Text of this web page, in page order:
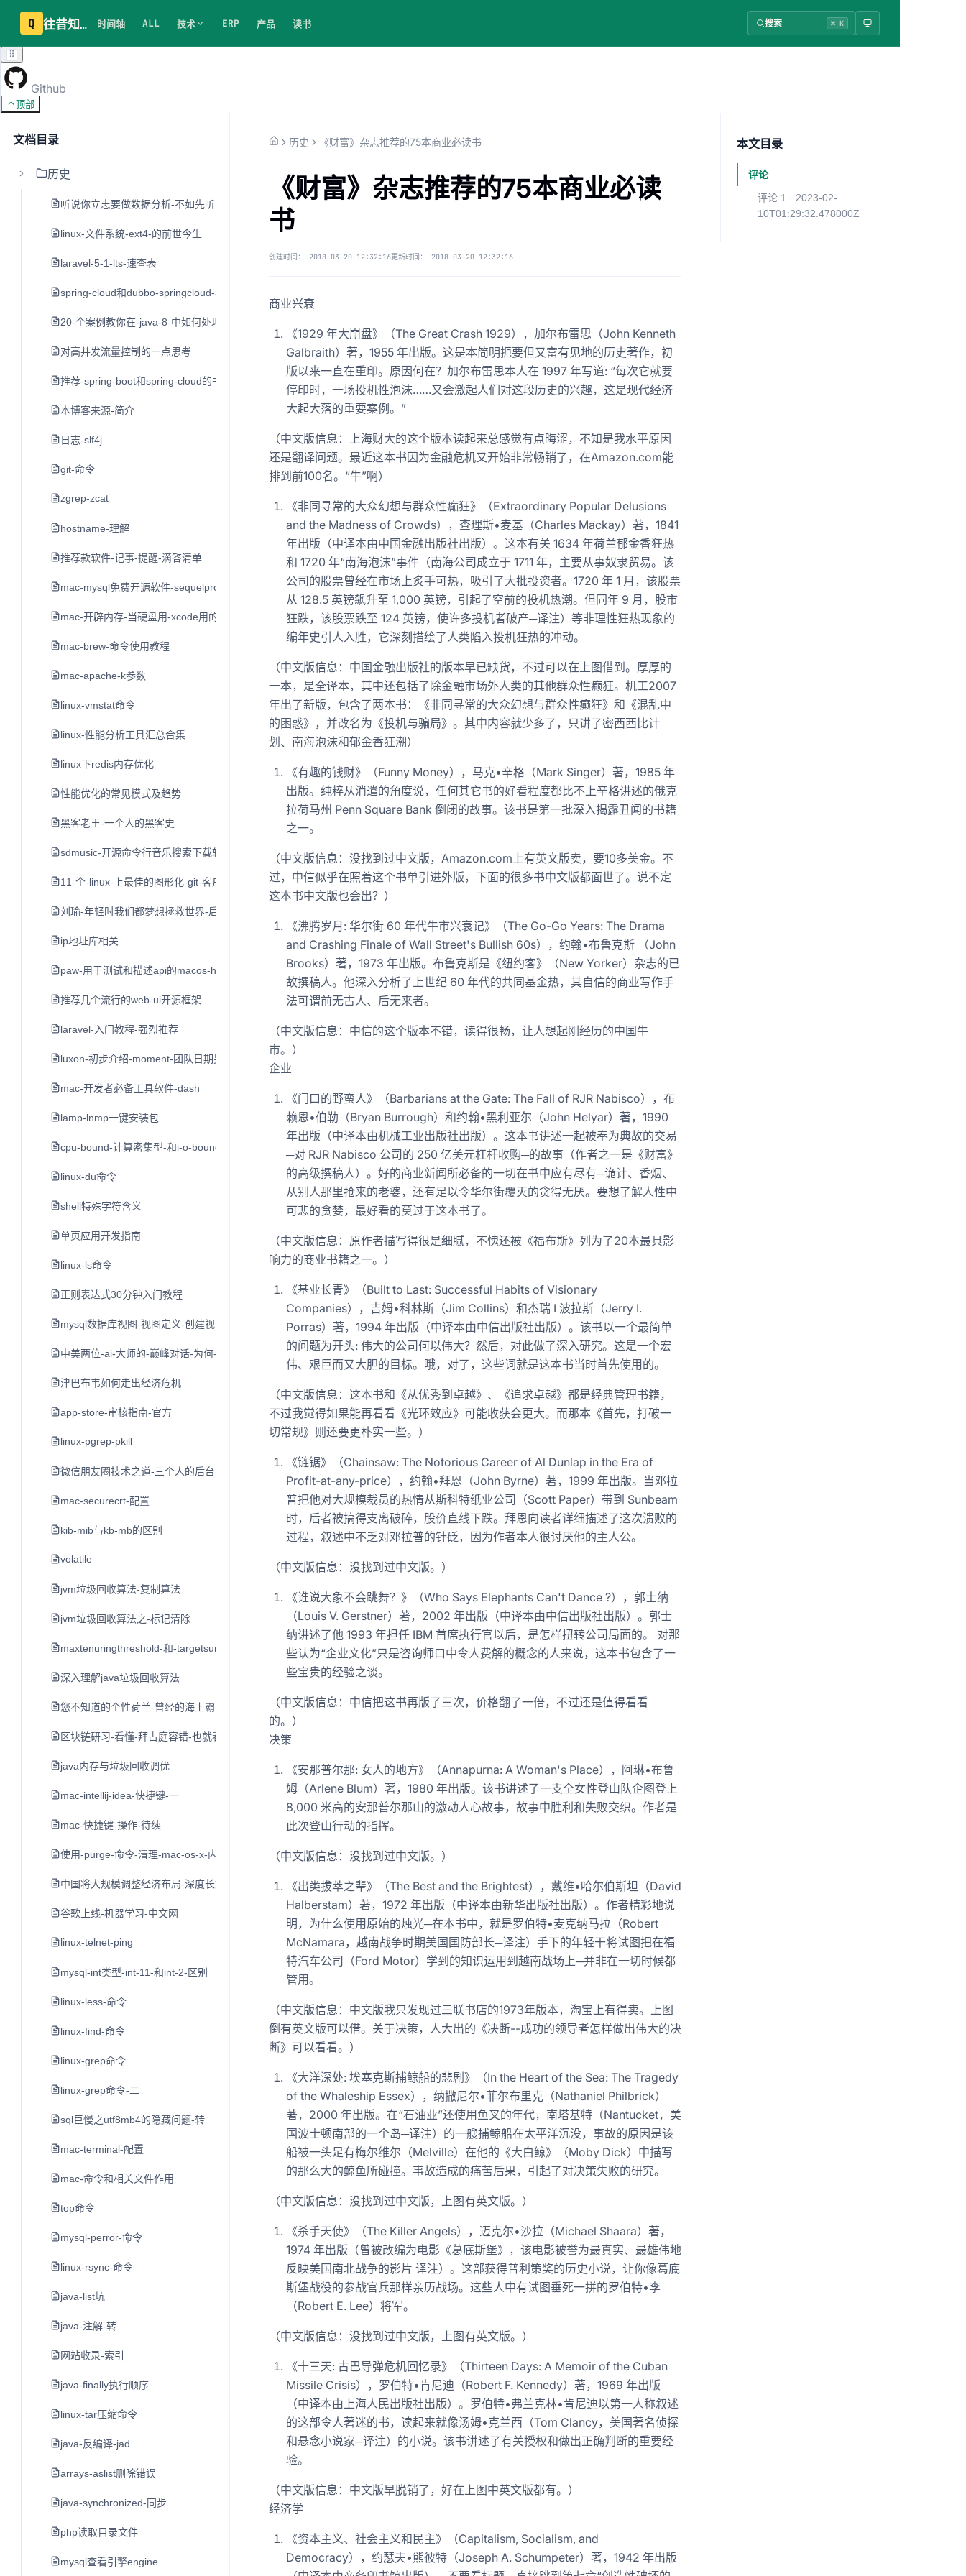
Q 往昔知识库 时间轴 ALL 技术 ERP 产品 读书 搜索 ⌘ K
Github
顶部
文档目录
历史
听说你立志要做数据分析-不如先听听老司机的建议
linux-文件系统-ext4-的前世今生
laravel-5-1-lts-速查表
spring-cloud和dubbo-springcloud-alibaba
20-个案例教你在-java-8-中如何处理日期和时间
对高并发流量控制的一点思考
推荐-spring-boot和spring-cloud的书
本博客来源-简介
日志-slf4j
git-命令
zgrep-zcat
hostname-理解
推荐款软件-记事-提醒-滴答清单
mac-mysql免费开源软件-sequelpro
mac-开辟内存-当硬盘用-xcode用的-不推荐-留作学习用
mac-brew-命令使用教程
mac-apache-k参数
linux-vmstat命令
linux-性能分析工具汇总合集
linux下redis内存优化
性能优化的常见模式及趋势
黑客老王-一个人的黑客史
sdmusic-开源命令行音乐搜索下载软件
11-个-linux-上最佳的图形化-git-客户端
刘瑜-年轻时我们都梦想拯救世界-后来
ip地址库相关
paw-用于测试和描述api的macos-http客户端
推荐几个流行的web-ui开源框架
laravel-入门教程-强烈推荐
luxon-初步介绍-moment-团队日期另一个类库
mac-开发者必备工具软件-dash
lamp-lnmp一键安装包
cpu-bound-计算密集型-和i-o-bound-i-o密集型
linux-du命令
shell特殊字符含义
单页应用开发指南
linux-ls命令
正则表达式30分钟入门教程
mysql数据库视图-视图定义-创建视图-修改视图
中美两位-ai-大师的-巅峰对话-为何-nlp-领域难以出现-独角兽-2017年-转载
津巴布韦如何走出经济危机
app-store-审核指南-官方
linux-pgrep-pkill
微信朋友圈技术之道-三个人的后台团队与每日十亿的发布量
mac-securecrt-配置
kib-mib与kb-mb的区别
volatile
jvm垃圾回收算法-复制算法
jvm垃圾回收算法之-标记清除
maxtenuringthreshold-和-targetsurvivorratio参数说明
深入理解java垃圾回收算法
您不知道的个性荷兰-曾经的海上霸主横行世界-如今的开放先锋
区块链研习-看懂-拜占庭容错-也就看懂了区块链的核心技术
java内存与垃圾回收调优
mac-intellij-idea-快捷键-一
mac-快捷键-操作-待续
使用-purge-命令-清理-mac-os-x-内存空间
中国将大规模调整经济布局-深度长文
谷歌上线-机器学习-中文网
linux-telnet-ping
mysql-int类型-int-11-和int-2-区别
linux-less-命令
linux-find-命令
linux-grep命令
linux-grep命令-二
sql巨慢之utf8mb4的隐藏问题-转
mac-terminal-配置
mac-命令和相关文件作用
top命令
mysql-perror-命令
linux-rsync-命令
java-list坑
java-注解-转
网站收录-索引
java-finally执行顺序
linux-tar压缩命令
java-反编译-jad
arrays-aslist删除错误
java-synchronized-同步
php读取目录文件
mysql查看引擎engine
历史 《财富》杂志推荐的75本商业必读书
《财富》杂志推荐的75本商业必读
书
创建时间： 2018-03-20 12:32:16更新时间： 2018-03-20 12:32:16
商业兴衰
《1929 年大崩盘》（The Great Crash 1929），加尔布雷思（John Kenneth
Galbraith）著，1955 年出版。这是本简明扼要但又富有见地的历史著作，初
版以来一直在重印。原因何在？加尔布雷思本人在 1997 年写道: “每次它就要
停印时，一场投机性泡沫……又会激起人们对这段历史的兴趣，这是现代经济
大起大落的重要案例。”
（中文版信息：上海财大的这个版本读起来总感觉有点晦涩，不知是我水平原因
还是翻译问题。最近这本书因为金融危机又开始非常畅销了，在Amazon.com能
排到前100名。“牛”啊）
《非同寻常的大众幻想与群众性癫狂》（Extraordinary Popular Delusions
and the Madness of Crowds），查理斯•麦基（Charles Mackay）著，1841
年出版（中译本由中国金融出版社出版）。这本有关 1634 年荷兰郁金香狂热
和 1720 年“南海泡沫”事件（南海公司成立于 1711 年，主要从事奴隶贸易。该
公司的股票曾经在市场上炙手可热，吸引了大批投资者。1720 年 1 月，该股票
从 128.5 英镑飙升至 1,000 英镑，引起了空前的投机热潮。但同年 9 月，股市
狂跌，该股票跌至 124 英镑，使许多投机者破产─译注）等非理性狂热现象的
编年史引人入胜，它深刻描绘了人类陷入投机狂热的冲动。
（中文版信息：中国金融出版社的版本早已缺货，不过可以在上图借到。厚厚的
一本，是全译本，其中还包括了除金融市场外人类的其他群众性癫狂。机工2007
年出了新版，包含了两本书：《非同寻常的大众幻想与群众性癫狂》和《混乱中
的困惑》，并改名为《投机与骗局》。其中内容就少多了，只讲了密西西比计
划、南海泡沫和郁金香狂潮）
《有趣的钱财》（Funny Money），马克•辛格（Mark Singer）著，1985 年
出版。纯粹从消遣的角度说，任何其它书的好看程度都比不上辛格讲述的俄克
拉荷马州 Penn Square Bank 倒闭的故事。该书是第一批深入揭露丑闻的书籍
之一。
（中文版信息：没找到过中文版，Amazon.com上有英文版卖，要10多美金。不
过，中信似乎在照着这个书单引进外版，下面的很多书中文版都面世了。说不定
这本书中文版也会出？）
《沸腾岁月: 华尔街 60 年代牛市兴衰记》（The Go-Go Years: The Drama
and Crashing Finale of Wall Street's Bullish 60s），约翰•布鲁克斯 （John
Brooks）著，1973 年出版。布鲁克斯是《纽约客》（New Yorker）杂志的已
故撰稿人。他深入分析了上世纪 60 年代的共同基金热，其自信的商业写作手
法可谓前无古人、后无来者。
（中文版信息：中信的这个版本不错，读得很畅，让人想起刚经历的中国牛
市。）
企业
《门口的野蛮人》（Barbarians at the Gate: The Fall of RJR Nabisco），布
赖恩•伯勒（Bryan Burrough）和约翰•黑利亚尔（John Helyar）著，1990
年出版（中译本由机械工业出版社出版）。这本书讲述一起被奉为典故的交易
─对 RJR Nabisco 公司的 250 亿美元杠杆收购─的故事（作者之一是《财富》
的高级撰稿人）。好的商业新闻所必备的一切在书中应有尽有─诡计、香烟、
从别人那里抢来的老婆，还有足以令华尔街覆灭的贪得无厌。要想了解人性中
可悲的贪婪，最好看的莫过于这本书了。
（中文版信息：原作者描写得很是细腻，不愧还被《福布斯》列为了20本最具影
响力的商业书籍之一。）
《基业长青》（Built to Last: Successful Habits of Visionary
Companies），吉姆•科林斯（Jim Collins）和杰瑞 I 波拉斯（Jerry I.
Porras）著，1994 年出版（中译本由中信出版社出版）。该书以一个最简单
的问题为开头: 伟大的公司何以伟大？然后，对此做了深入研究。这是一个宏
伟、艰巨而又大胆的目标。哦，对了，这些词就是这本书当时首先使用的。
（中文版信息：这本书和《从优秀到卓越》、《追求卓越》都是经典管理书籍，
不过我觉得如果能再看看《光环效应》可能收获会更大。而那本《首先，打破一
切常规》则还要更朴实一些。）
《链锯》（Chainsaw: The Notorious Career of Al Dunlap in the Era of
Profit-at-any-price），约翰•拜恩（John Byrne）著，1999 年出版。当邓拉
普把他对大规模裁员的热情从斯科特纸业公司（Scott Paper）带到 Sunbeam
时，后者被搞得支离破碎，股价直线下跌。拜恩向读者详细描述了这次溃败的
过程，叙述中不乏对邓拉普的针砭，因为作者本人很讨厌他的主人公。
（中文版信息：没找到过中文版。）
《谁说大象不会跳舞？》（Who Says Elephants Can't Dance ?），郭士纳
（Louis V. Gerstner）著，2002 年出版（中译本由中信出版社出版）。郭士
纳讲述了他 1993 年担任 IBM 首席执行官以后，是怎样扭转公司局面的。 对那
些认为“企业文化”只是咨询师口中令人费解的概念的人来说，这本书包含了一
些宝贵的经验之谈。
（中文版信息：中信把这书再版了三次，价格翻了一倍，不过还是值得看看
的。）
决策
《安那普尔那: 女人的地方》（Annapurna: A Woman's Place），阿琳•布鲁
姆（Arlene Blum）著，1980 年出版。该书讲述了一支全女性登山队企图登上
8,000 米高的安那普尔那山的激动人心故事，故事中胜利和失败交织。作者是
此次登山行动的指挥。
（中文版信息：没找到过中文版。）
《出类拔萃之辈》（The Best and the Brightest），戴维•哈尔伯斯坦（David
Halberstam）著，1972 年出版（中译本由新华出版社出版）。作者精彩地说
明，为什么使用原始的烛光─在本书中，就是罗伯特•麦克纳马拉（Robert
McNamara，越南战争时期美国国防部长─译注）手下的年轻干将试图把在福
特汽车公司（Ford Motor）学到的知识运用到越南战场上─并非在一切时候都
管用。
（中文版信息：中文版我只发现过三联书店的1973年版本，淘宝上有得卖。上图
倒有英文版可以借。关于决策，人大出的《决断--成功的领导者怎样做出伟大的决
断》可以看看。）
《大洋深处: 埃塞克斯捕鲸船的悲剧》（In the Heart of the Sea: The Tragedy
of the Whaleship Essex），纳撒尼尔•菲尔布里克（Nathaniel Philbrick）
著，2000 年出版。在“石油业”还使用鱼叉的年代，南塔基特（Nantucket，美
国波士顿南部的一个岛─译注）的一艘捕鲸船在太平洋沉没，事故的原因是该
船被一头足有梅尔维尔（Melville）在他的《大白鲸》（Moby Dick）中描写
的那么大的鲸鱼所碰撞。事故造成的痛苦后果，引起了对决策失败的研究。
（中文版信息：没找到过中文版，上图有英文版。）
《杀手天使》（The Killer Angels），迈克尔•沙拉（Michael Shaara）著，
1974 年出版（曾被改编为电影《葛底斯堡》，该电影被誉为最真实、最雄伟地
反映美国南北战争的影片 译注）。这部获得普利策奖的历史小说，让你像葛底
斯堡战役的参战官兵那样亲历战场。这些人中有试图垂死一拼的罗伯特•李
（Robert E. Lee）将军。
（中文版信息：没找到过中文版，上图有英文版。）
《十三天: 古巴导弹危机回忆录》（Thirteen Days: A Memoir of the Cuban
Missile Crisis），罗伯特•肯尼迪（Robert F. Kennedy）著，1969 年出版
（中译本由上海人民出版社出版）。罗伯特•弗兰克林•肯尼迪以第一人称叙述
的这部令人著迷的书，读起来就像汤姆•克兰西（Tom Clancy，美国著名侦探
和悬念小说家─译注）的小说。该书讲述了有关授权和做出正确判断的重要经
验。
（中文版信息：中文版早脱销了，好在上图中英文版都有。）
经济学
《资本主义、社会主义和民主》（Capitalism, Socialism, and
Democracy），约瑟夫•熊彼特（Joseph A. Schumpeter）著，1942 年出版
本文目录
评论
评论 1 · 2023-02-
10T01:29:32.478000Z